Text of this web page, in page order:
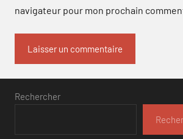
navigateur pour mon prochain
Rechercher